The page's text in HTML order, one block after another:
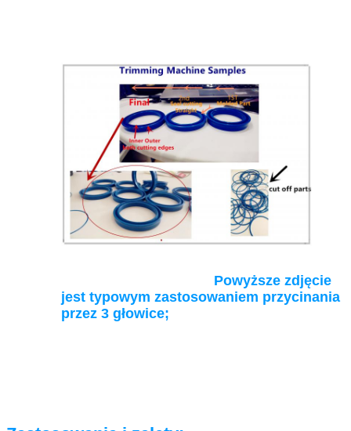
Powyższe zdjęcie
jest typowym zastosowaniem przycinania
przez 3 głowice;